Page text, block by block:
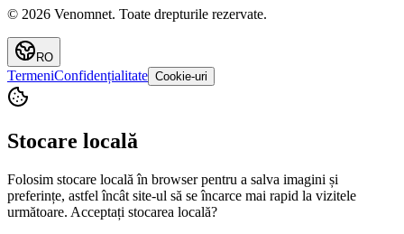
© 2026 Venomnet. Toate drepturile rezervate.
RO
TermeniConfidențialitate Cookie-uri
Stocare locală
Folosim stocare locală în browser pentru a salva imagini și
preferințe, astfel încât site-ul să se încarce mai rapid la vizitele
următoare. Acceptați stocarea locală?